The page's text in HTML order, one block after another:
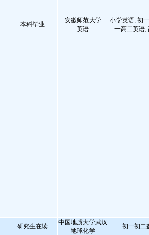
本科毕业
安徽师范大学
英语
小学英语, 初
一高二英语,
研究生在读
中国地质大学武汉
地球化学
初一初二